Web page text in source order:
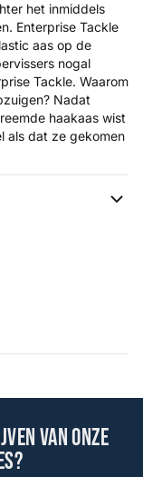
het inmiddels
Enterprise Tackle
aas op de
nogal
Tackle. Waarom
Nadat
haakaas wist
als dat ze gekomen
van onze